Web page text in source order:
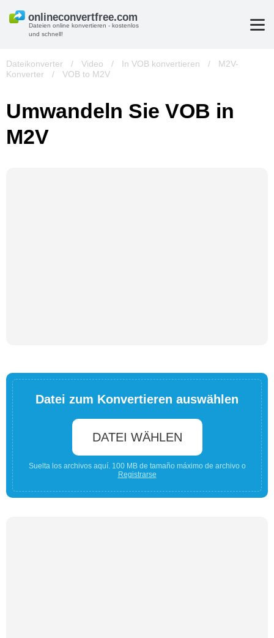
Dateien online konvertieren - kostenlos
und schnell!
Dateikonverter / Video / In VOB konvertieren /
M2V-
Konverter
/ VOB to M2V
Umwandeln Sie VOB in
M2V
Datei zum Konvertieren auswählen
DATEI WÄHLEN
Suelta los archivos aquí. 100 MB de tamaño máximo de archivo o
Registrarse